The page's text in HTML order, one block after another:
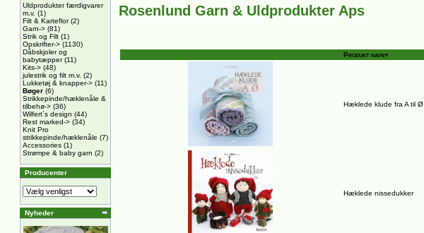
Uldprodukter færdigvarer
m.v. (1)
Filt & Karteflor(2)
Garn-> (81)
Strik og Filt (1)
Opskrifter-> (1130)
Dåbskjoler og
babytæpper(11)
Kits-> (48)
julestrik og filt m.v. (2)
Lukketøj & knapper-> (11)
Bøger (6)
Strikkepinde/hæklenåle &
tilbehø-> (36)
Wilfert´s design (44)
Rest marked-> (34)
Knit Pro
strikkepinde/hæklenåle (7)
Accessories (1)
Strømpe & baby garn (2)
Producenter
Nyheder
Rosenlund Garn & Uldprodukter Aps
Produkt navn+
Hæklede klude fra A til Ø
Hæklede nissedukker